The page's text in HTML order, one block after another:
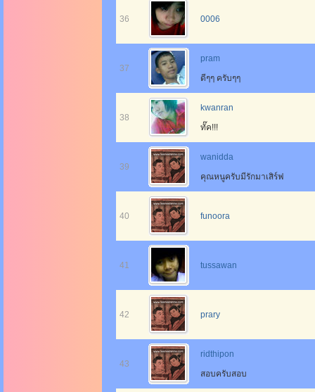
36 0006
37
pram
ดีๆๆ ครับๆๆ
38
kwanran
ทั๊ค!!!
39
wanidda
คุณหนูครับมีรักมาเสิร์ฟ
40 funoora
41 tussawan
42 prary
43
ridthipon
สอบครับสอบ